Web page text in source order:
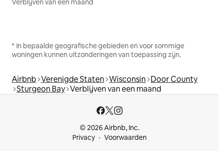
Verblijven van een maand
* In bepaalde geografische gebieden en voor sommige
woningen kunnen uitzonderingen van toepassing zijn.
Airbnb Verenigde Staten Wisconsin Door County
Sturgeon Bay Verblijven van een maand
© 2026 Airbnb, Inc.
Privacy
Voorwaarden